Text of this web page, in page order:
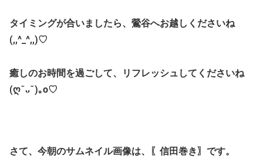
タイミングが合いましたら、鶯谷へお越しくださいね
(,,^_^,,)♡
癒しのお時間を過ごして、リフレッシュしてくださいね
(ღˇᴗˇ)｡o♡
さて、今朝のサムネイル画像は、〖信田巻き〗です。